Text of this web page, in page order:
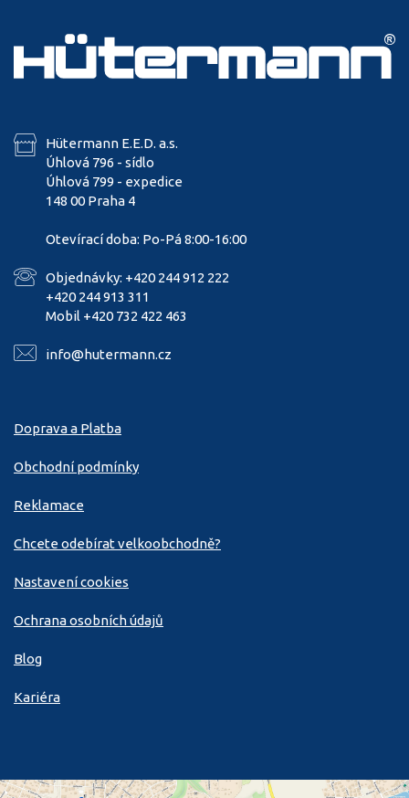
Hütermann E.E.D. a.s.
Úhlová 796 - sídlo
Úhlová 799 - expedice
148 00 Praha 4
Otevírací doba: Po-Pá 8:00-16:00
Objednávky: +420 244 912 222
+420 244 913 311
Mobil +420 732 422 463
info@hutermann.cz
Doprava a Platba
Obchodní podmínky
Reklamace
Chcete odebírat velkoobchodně?
Nastavení cookies
Ochrana osobních údajů
Blog
Kariéra